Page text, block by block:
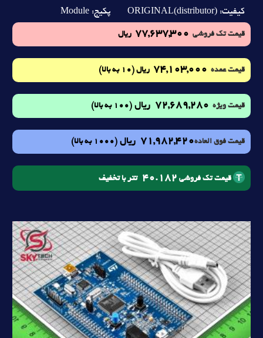
کیفیت: ORIGINAL(distributor) پکیج: Module
قیمت تک فروشی 77,637,300 ریال
قیمت عمده 74,103,000 ریال (10 به بالا)
قیمت ویژه 72,689,280 ریال (100 به بالا)
قیمت فوق العاده71,982,420 ریال (1000 به بالا)
قیمت تک فروشی 40.182 تتر با تخفیف